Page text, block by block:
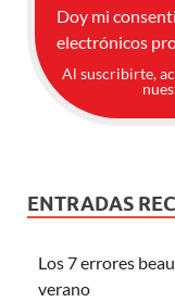
Doy mi
electrónicos
Al suscribirte,
ENTRADAS
Los 7 errores
verano